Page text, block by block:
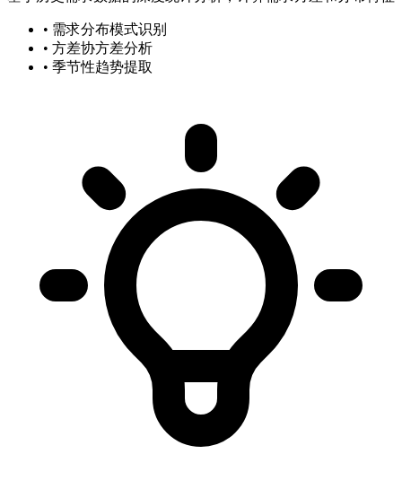
• 需求分布模式识别
• 方差协方差分析
• 季节性趋势提取